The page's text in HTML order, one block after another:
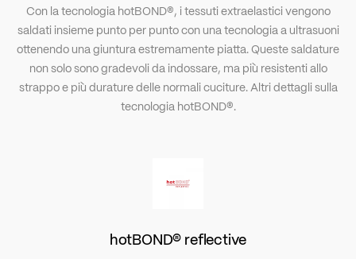
Con la tecnologia hotBOND®, i tessuti extraelastici vengono
saldati insieme punto per punto con una tecnologia a ultrasuoni
ottenendo una giuntura estremamente piatta. Queste saldature
non solo sono gradevoli da indossare, ma più resistenti allo
strappo e più durature delle normali cuciture. Altri dettagli sulla
tecnologiahotBOND®.
hotBOND® reflective